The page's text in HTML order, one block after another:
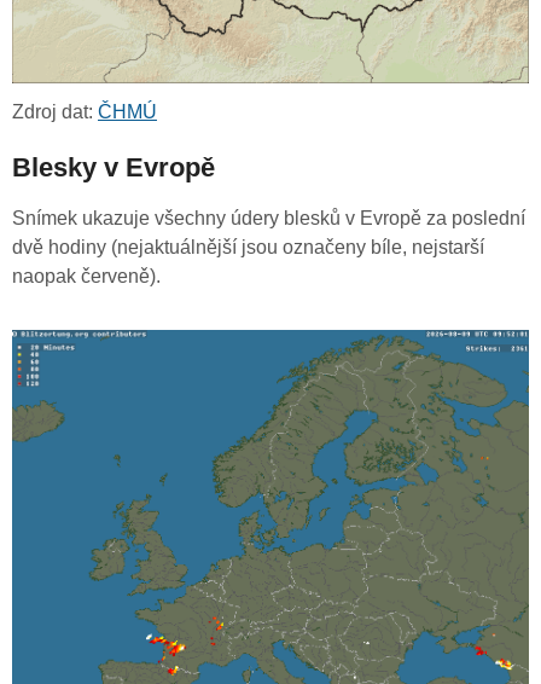
Zdroj dat: ČHMÚ
Blesky v Evropě
Snímek ukazuje všechny údery blesků v Evropě za poslední
dvě hodiny (nejaktuálnější jsou označeny bíle, nejstarší
naopak červeně).